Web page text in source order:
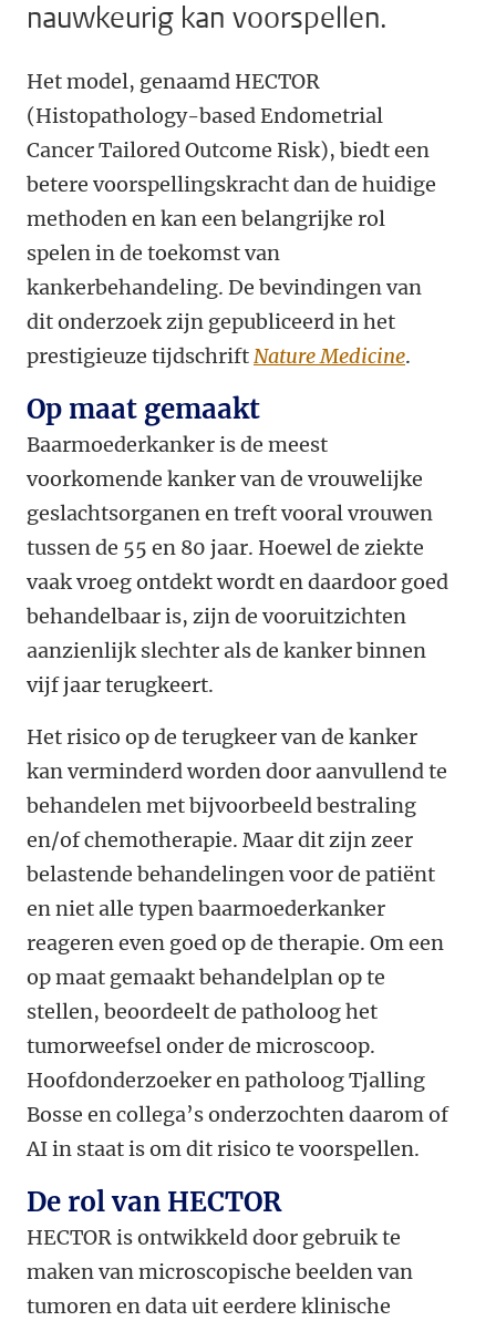
nauwkeurig kan voorspellen.
Het model, genaamd HECTOR
(Histopathology-based Endometrial
Cancer Tailored Outcome Risk), biedt een
betere voorspellingskracht dan de huidige
methoden en kan een belangrijke rol
spelen in de toekomst van
kankerbehandeling. De bevindingen van
dit onderzoek zijn gepubliceerd in het
prestigieuze tijdschriftNature Medicine.
Op maat gemaakt
Baarmoederkanker is de meest
voorkomende kanker van de vrouwelijke
geslachtsorganen en treft vooral vrouwen
tussen de 55 en 80 jaar. Hoewel de ziekte
vaak vroeg ontdekt wordt en daardoor goed
behandelbaar is, zijn de vooruitzichten
aanzienlijk slechter als de kanker binnen
vijf jaar terugkeert.
Het risico op de terugkeer van de kanker
kan verminderd worden door aanvullend te
behandelen met bijvoorbeeld bestraling
en/of chemotherapie. Maar dit zijn zeer
belastende behandelingen voor de patiënt
en niet alle typen baarmoederkanker
reageren even goed op de therapie. Om een
op maat gemaakt behandelplan op te
stellen, beoordeelt de patholoog het
tumorweefsel onder de microscoop.
Hoofdonderzoeker en patholoog Tjalling
Bosse en collega’s onderzochten daarom of
AI in staat is om dit risico te voorspellen.
De rol van HECTOR
HECTOR is ontwikkeld door gebruik te
maken van microscopische beelden van
tumoren en data uit eerdere klinische